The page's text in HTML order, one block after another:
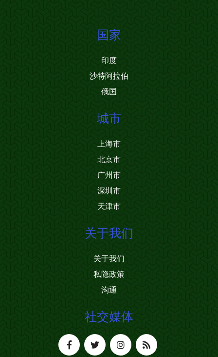
国家
印度
沙特阿拉伯
俄国
城市
上海市
北京市
广州市
深圳市
天津市
关于我们
关于我们
私隐政策
沟通
社交媒体